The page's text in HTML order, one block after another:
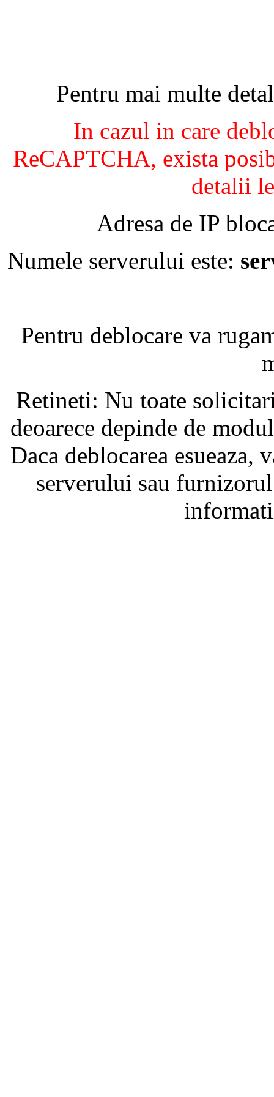
Pentru mai multe
In cazul in care
ReCAPTCHA, exista
detalii
Adresa de IP
Numele serverului este:
Pentru deblocare va
Retineti: Nu toate
deoarece depinde de
Daca deblocarea
serverului sau